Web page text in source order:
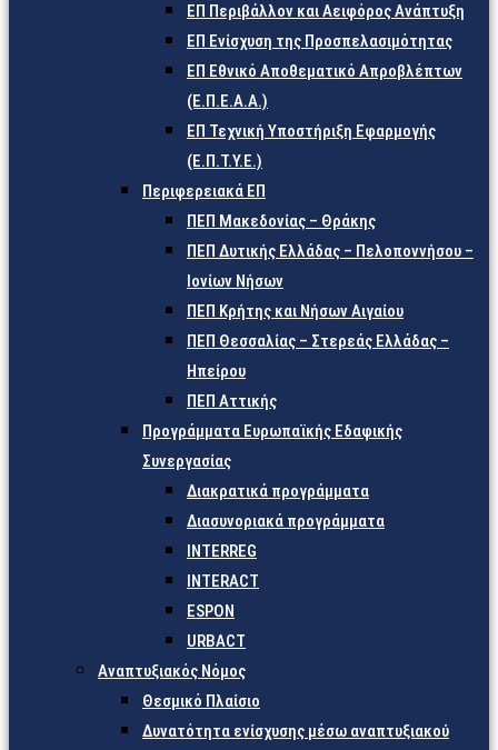
ΕΠ Περιβάλλον και Αειφόρος Ανάπτυξη
ΕΠ Ενίσχυση της Προσπελασιμότητας
ΕΠ Εθνικό Αποθεματικό Απροβλέπτων
(Ε.Π.Ε.Α.Α.)
ΕΠ Τεχνική Υποστήριξη Εφαρμογής
(Ε.Π.Τ.Υ.Ε.)
Περιφερειακά ΕΠ
ΠΕΠ Μακεδονίας – Θράκης
ΠΕΠ Δυτικής Ελλάδας – Πελοποννήσου –
Ιονίων Νήσων
ΠΕΠ Κρήτης και Νήσων Αιγαίου
ΠΕΠ Θεσσαλίας – Στερεάς Ελλάδας –
Ηπείρου
ΠΕΠ Αττικής
Προγράμματα Ευρωπαϊκής Εδαφικής
Συνεργασίας
Διακρατικά προγράμματα
Διασυνοριακά προγράμματα
INTERREG
INTERACT
ESPON
URBACT
Αναπτυξιακός Νόμος
Θεσμικό Πλαίσιο
Δυνατότητα ενίσχυσης μέσω αναπτυξιακού